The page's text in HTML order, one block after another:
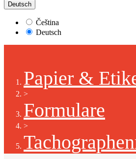
Deutsch
Čeština
Deutsch
Papier &
>
Formulare
>